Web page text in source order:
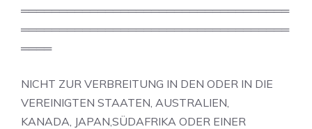
═══════════════════════════════════
═══════════════════════════════════
════
NICHT ZUR VERBREITUNG IN DEN ODER IN DIE
VEREINIGTEN STAATEN, AUSTRALIEN,
KANADA, JAPAN,SÜDAFRIKA ODER EINER